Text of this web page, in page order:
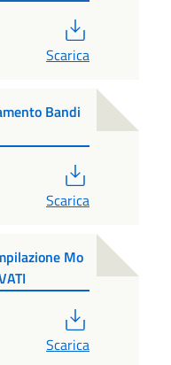
Scarica
Bandi
Scarica
Mo
Scarica